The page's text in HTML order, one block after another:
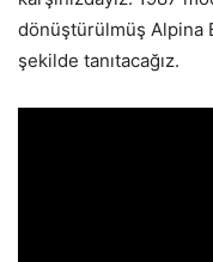
dönüştürülmüş Alpina
şekilde tanıtacağız.